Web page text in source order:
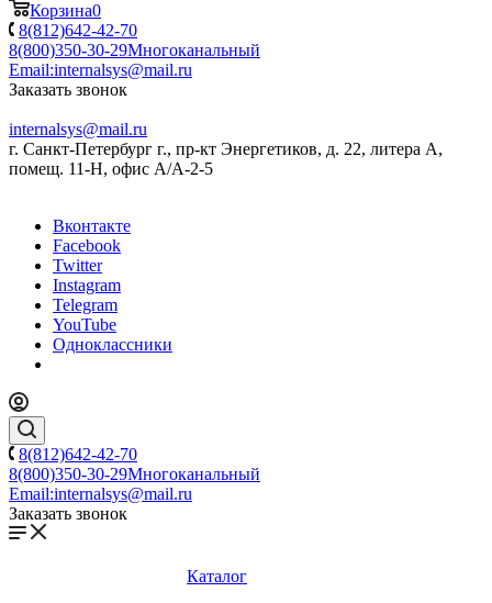
Корзина0
8(812)642-42-70
8(800)350-30-29Многоканальный
Email:internalsys@mail.ru
Заказать звонок
internalsys@mail.ru
г. Санкт-Петербург г., пр-кт Энергетиков, д. 22, литера А,
помещ. 11-Н, офис А/А-2-5
Вконтакте
Facebook
Twitter
Instagram
Telegram
YouTube
Одноклассники
8(812)642-42-70
8(800)350-30-29Многоканальный
Email:internalsys@mail.ru
Заказать звонок
Каталог